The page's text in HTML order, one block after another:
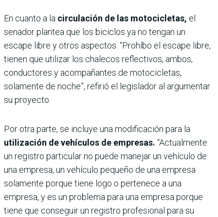
En cuanto a la circulación de las motocicletas, el
senador plantea que los biciclos ya no tengan un
escape libre y otros aspectos. “Prohíbo el escape libre,
tienen que utilizar los chalecos reflectivos, ambos,
conductores y acompañantes de motocicletas,
solamente de noche”, refirió el legislador al argumentar
su proyecto.
Por otra parte, se incluye una modificación para la
utilización de vehículos de empresas. “Actualmente
un registro particular no puede manejar un vehículo de
una empresa, un vehículo pequeño de una empresa
solamente porque tiene logo o pertenece a una
empresa, y es un problema para una empresa porque
tiene que conseguir un registro profesional para su